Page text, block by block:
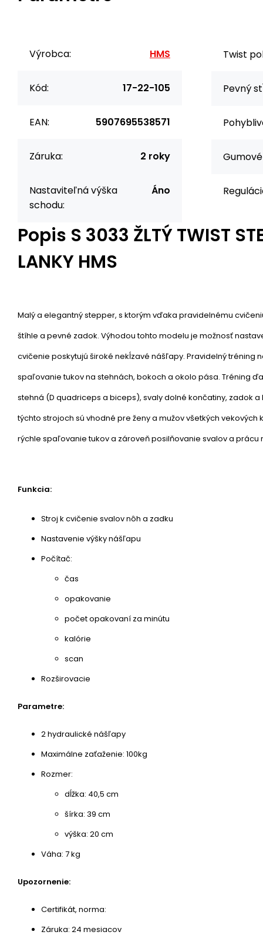
Výrobca: HMS
Kód: 17-22-105
EAN: 5907695538571
Záruka: 2 roky
Nastaviteľná výška
schodu:
Áno
Twist
Pevný
Popis S 3033 ŽLTÝ TWIST
LANKY HMS
Malý a elegantný stepper, s ktorým vďaka pravidelnému
štíhle a pevné zadok. Výhodou tohto modelu je možnosť
cvičenie poskytujú široké nekĺzavé nášľapy. Pravidelný tréning
spaľovanie tukov na stehnách, bokoch a okolo pása. Tréning
stehná (D quadriceps a biceps), svaly dolné končatiny, zadok a
týchto strojoch sú vhodné pre ženy a mužov všetkých
rýchle spaľovanie tukov a zároveň posilňovanie svalov a prácu
Funkcia:
Stroj k cvičenie svalov nôh a zadku
Nastavenie výšky nášľapu
Počítač:
čas
opakovanie
počet opakovaní za minútu
kalórie
scan
Rozširovacie
Parametre:
2 hydraulické nášľapy
Maximálne zaťaženie: 100kg
Rozmer:
dĺžka: 40,5 cm
šírka: 39 cm
výška: 20 cm
Váha: 7 kg
Upozornenie:
Certifikát, norma:
Záruka: 24 mesiacov